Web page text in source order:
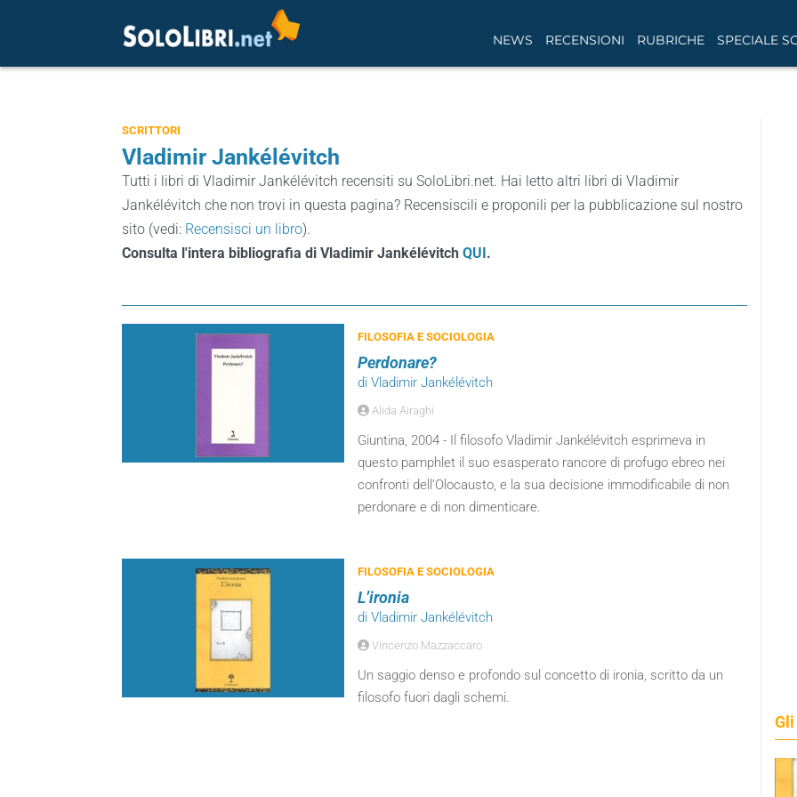
NEWS RECENSIONI RUBRICHE SPECIALE
SCRITTORI
Vladimir Jankélévitch
Tutti i libri di Vladimir Jankélévitch recensiti su SoloLibri.net. Hai letto altri libri di Vladimir
Jankélévitch che non trovi in questa pagina? Recensiscili e proponili per la pubblicazione sul nostro
sito (vedi: Recensisci un libro).
Consulta l'intera bibliografia di Vladimir Jankélévitch QUI.
FILOSOFIA E SOCIOLOGIA
Perdonare?
di Vladimir Jankélévitch
Alida Airaghi
Giuntina, 2004 - Il filosofo Vladimir Jankélévitch esprimeva in
questo pamphlet il suo esasperato rancore di profugo ebreo nei
confronti dell’Olocausto, e la sua decisione immodificabile di non
perdonare e di non dimenticare.
FILOSOFIA E SOCIOLOGIA
L’ironia
di Vladimir Jankélévitch
Vincenzo Mazzaccaro
Un saggio denso e profondo sul concetto di ironia, scritto da un
filosofo fuori dagli schemi.